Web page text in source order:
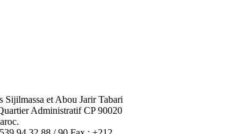
Sijilmassa et Abou Jarir Tabari
Administratif CP 90020